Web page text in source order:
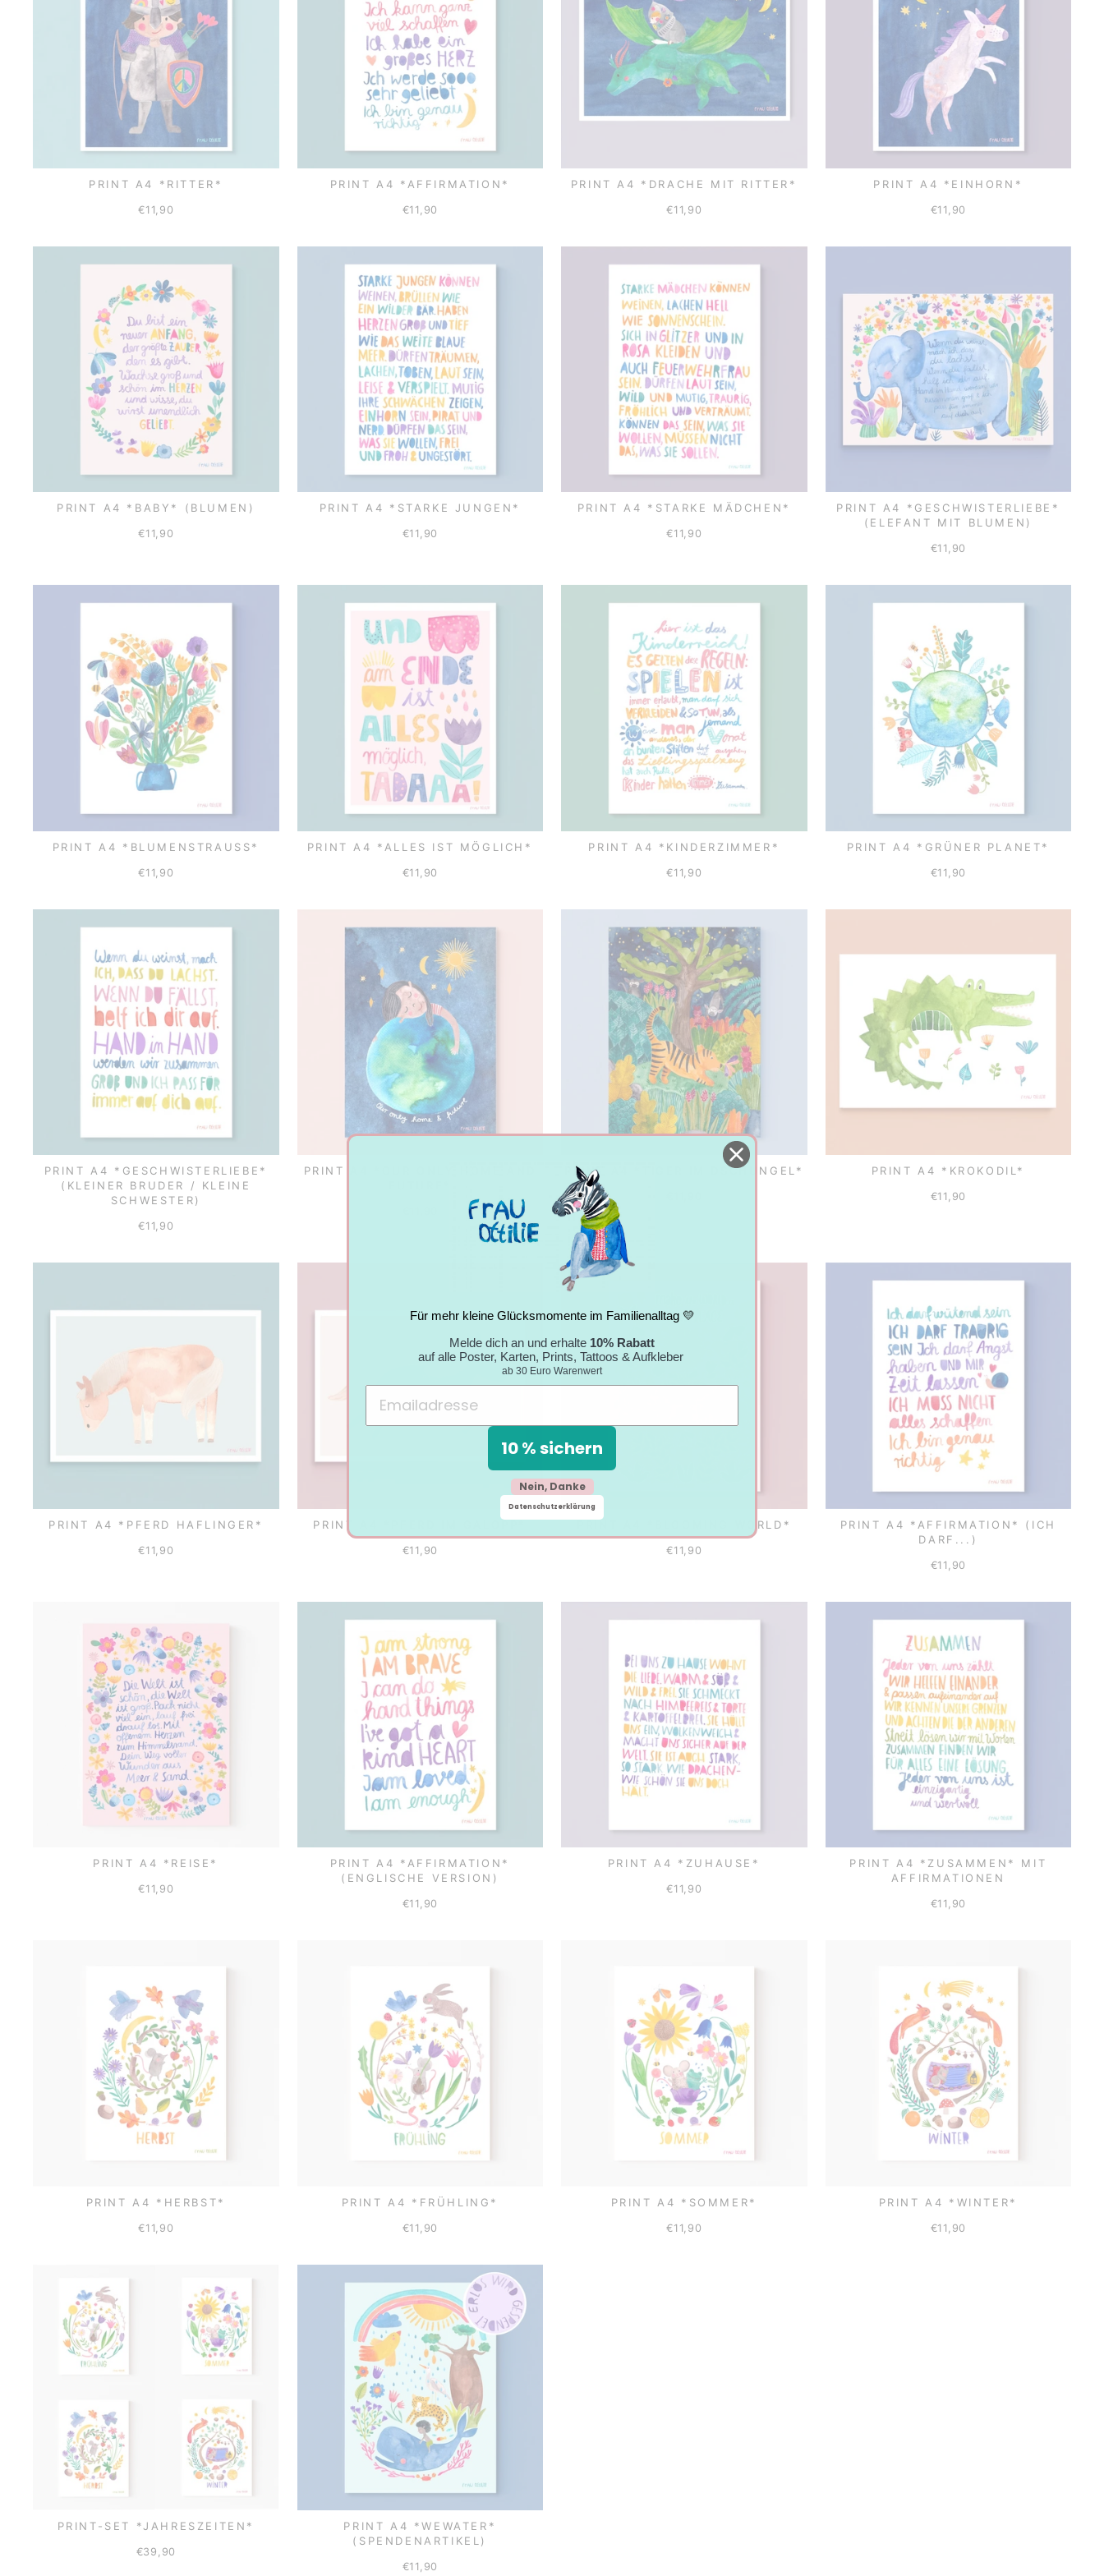
PRINT A4 *RITTER*
€11,90
PRINT A4 *AFFIRMATION*
€11,90
PRINT A4 *DRACHE MIT RITTER*
€11,90
PRINT A4 *EINHORN*
€11,90
PRINT A4 *BABY* (BLUMEN)
€11,90
PRINT A4 *STARKE JUNGEN*
€11,90
PRINT A4 *STARKE MÄDCHEN*
€11,90
PRINT A4 *GESCHWISTERLIEBE*
(ELEFANT MIT BLUMEN)
€11,90
PRINT A4 *BLUMENSTRAUSS*
€11,90
PRINT A4 *ALLES IST MÖGLICH*
€11,90
PRINT A4 *KINDERZIMMER*
€11,90
PRINT A4 *GRÜNER PLANET*
€11,90
PRINT A4 *GESCHWISTERLIEBE*
(KLEINER BRUDER / KLEINE
SCHWESTER)
€11,90
PRINT A4 *OUR ONLY HOME AND
PRINT A4 *TIGER IM DSCHUNGEL* PRINT A4 *KROKODIL*
€11,90
PRINT A4 *PFERD HAFLINGER*
€11,90
PRINT A4 *PFERD IM GALOPP*
€11,90
PRINT A4 *BLOOMING WORLD*
€11,90
PRINT A4 *AFFIRMATION* (ICH
DARF...)
€11,90
PRINT A4 *REISE*
€11,90
PRINT A4 *AFFIRMATION*
(ENGLISCHE VERSION)
€11,90
PRINT A4 *ZUHAUSE*
€11,90
PRINT A4 *ZUSAMMEN* MIT
AFFIRMATIONEN
€11,90
PRINT A4 *HERBST*
€11,90
PRINT A4 *FRÜHLING*
€11,90
PRINT A4 *SOMMER*
€11,90
PRINT A4 *WINTER*
€11,90
PRINT-SET *JAHRESZEITEN*
€39,90
PRINT A4 *WEWATER*
(SPENDENARTIKEL)
€11,90
Für mehr kleine Glücksmomente im Familienalltag 💛
Melde dich an und erhalte 10% Rabatt
auf alle Poster, Karten, Prints, Tattoos & Aufkleber
ab 30 Euro Warenwert
10 % sichern
Nein, Danke
Datenschutzerklärung